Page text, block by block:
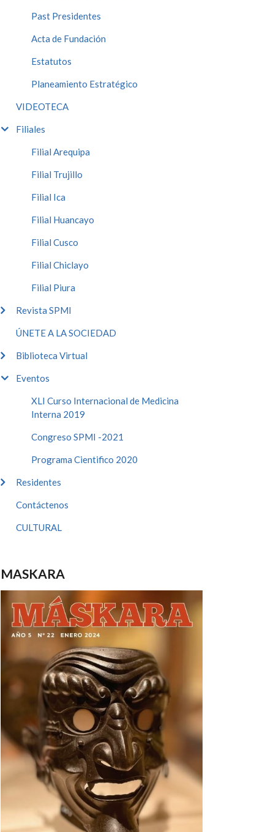
Past Presidentes
Acta de Fundación
Estatutos
Planeamiento Estratégico
VIDEOTECA
Filiales
Filial Arequipa
Filial Trujillo
Filial Ica
Filial Huancayo
Filial Cusco
Filial Chiclayo
Filial Piura
Revista SPMI
ÚNETE A LA SOCIEDAD
Biblioteca Virtual
Eventos
XLI Curso Internacional de Medicina
Interna 2019
Congreso SPMI -2021
Programa Cientifico 2020
Residentes
Contáctenos
CULTURAL
MASKARA